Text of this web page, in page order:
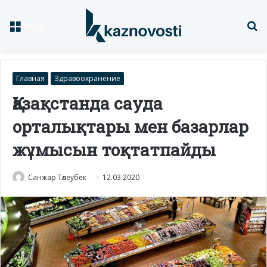
Главная Здравоохранение
Қазақстанда сауда
орталықтары мен базарлар
жұмысын тоқтатпайды
Санжар Төлеубек 12.03.2020